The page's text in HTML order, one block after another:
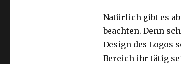
Natürlich gibt es
beachten. Denn
Design des Logos
Bereich ihr tätig